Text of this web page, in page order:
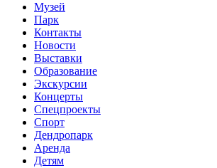
Музей
Парк
Контакты
Новости
Выставки
Образование
Экскурсии
Концерты
Спецпроекты
Спорт
Дендропарк
Аренда
Детям